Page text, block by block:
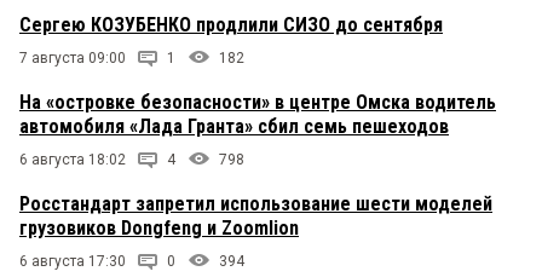
Сергею КОЗУБЕНКО продлили СИЗО до сентября
7 августа 09:00 1 182
На «островке безопасности» в центре Омска водитель
автомобиля «Лада Гранта» сбил семь пешеходов
6 августа 18:02 4 798
Росстандарт запретил использование шести моделей
грузовиков Dongfeng и Zoomlion
6 августа 17:30 0 394